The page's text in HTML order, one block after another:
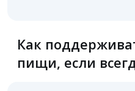
Как
пищи, если